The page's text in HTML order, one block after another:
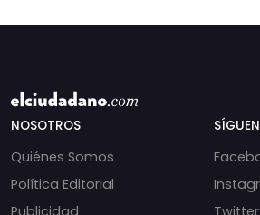
NOSOTROS
Quiénes Somos
Política Editorial
Publicidad
Twitter